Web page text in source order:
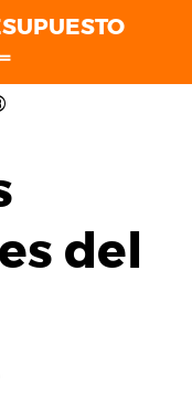
del